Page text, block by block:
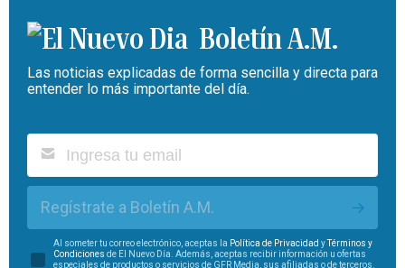
Boletín A.M.
Las noticias explicadas de forma sencilla y directa para
entender lo más importante del día.
Regístrate a Boletín A.M.
Al someter tu correo electrónico, aceptas la Política de Privacidad yTérminos y
Condiciones de El Nuevo Día. Además, aceptas recibir información u ofertas
especiales de productos o servicios de GFR Media, sus afiliadas o de terceros.